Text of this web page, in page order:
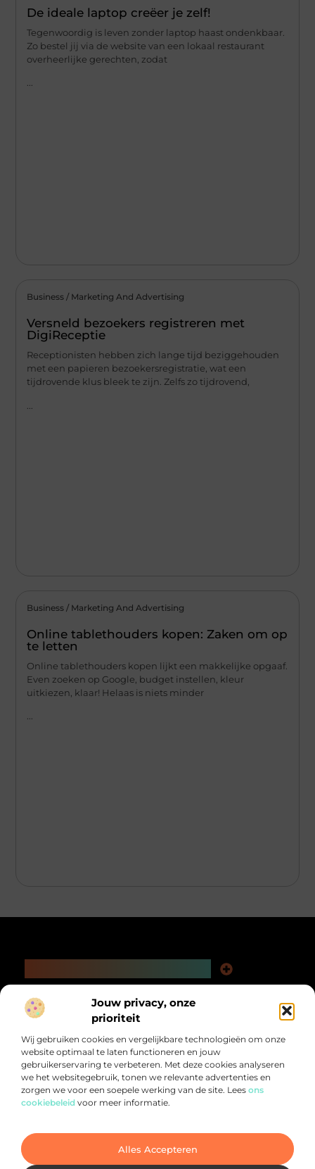
Jouw privacy, onze
prioriteit
Wij gebruiken cookies en vergelijkbare technologieën om onze
website optimaal te laten functioneren en jouw
gebruikerservaring te verbeteren. Met deze cookies analyseren
we het websitegebruik, tonen we relevante advertenties en
zorgen we voor een soepele werking van de site. Lees ons
cookiebeleid voor meer informatie.
Alles Accepteren
De ideale laptop creëer je zelf!
Tegenwoordig is leven zonder laptop haast ondenkbaar.
Zo bestel jij via de website van een lokaal restaurant
overheerlijke gerechten, zodat
...
Business / Marketing And Advertising
Versneld bezoekers registreren met
DigiReceptie
Receptionisten hebben zich lange tijd beziggehouden
met een papieren bezoekersregistratie, wat een
tijdrovende klus bleek te zijn. Zelfs zo tijdrovend,
Business / Marketing And Advertising
Online tablethouders kopen: Zaken om op
te letten
Online tablethouders kopen lijkt een makkelijke opgaaf.
Even zoeken op Google, budget instellen, kleur
uitkiezen, klaar! Helaas is niets minder
@2025 All Right Reserved.
Design by
Bericht categorie